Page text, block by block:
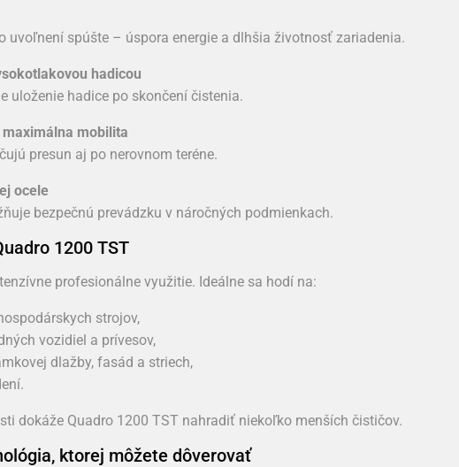
uvoľnení spúšte – úspora energie a dlhšia životnosť zariadenia.
hadicou
uloženie hadice po skončení čistenia.
mobilita
presun aj po nerovnom teréne.
ocele
bezpečnú prevádzku v náročných podmienkach.
1200 TST
profesionálne využitie. Ideálne sa hodí na:
strojov,
vozidiel a prívesov,
dlažby, fasád a striech,
dokáže Quadro 1200 TST nahradiť niekoľko menších čističov.
ktorej môžete dôverovať